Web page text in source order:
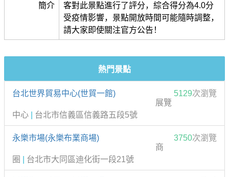
簡介
客對此景點進行了評分，綜合得分為4.0分
受疫情影響，景點開放時間可能隨時調整，
請大家即使關注官方公告！
熱門景點
台北世界貿易中心(世貿一館) 5129次瀏覽
展覽
中心
台北市信義區信義路五段5號
永樂市場(永樂布業商場) 3750次瀏覽
商
圈
台北市大同區迪化街一段21號